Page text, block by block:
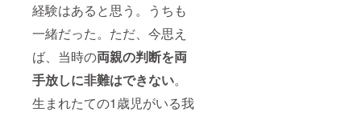
経験はあると思う。うちも
一緒だった。ただ、今思え
ば、当時の両親の判断を両
手放しに非難はできない。
生まれたての1歳児がいる我